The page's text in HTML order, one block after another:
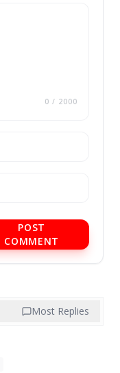
0 / 2000
POST
COMMENT
Most Replies